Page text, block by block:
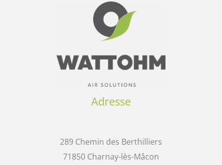
Adresse
289 Chemin des Berthilliers
71850 Charnay-lès-Mâcon